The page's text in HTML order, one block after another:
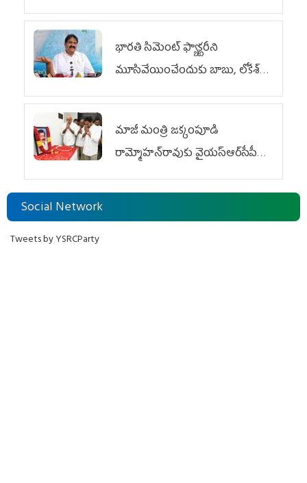
దుర్మార్గం
భారతి సిమెంట్ ఫ్యాక్టరీని
మూసివేయించేందుకు బాబు, లోకేశ్
కుట్ర
మాజీ మంత్రి జక్కంపూడి
రామ్మోహన్‌రావుకు వైయ‌స్ఆర్‌సీపీ
ఘన నివాళి
Social Network
Tweets by YSRCParty